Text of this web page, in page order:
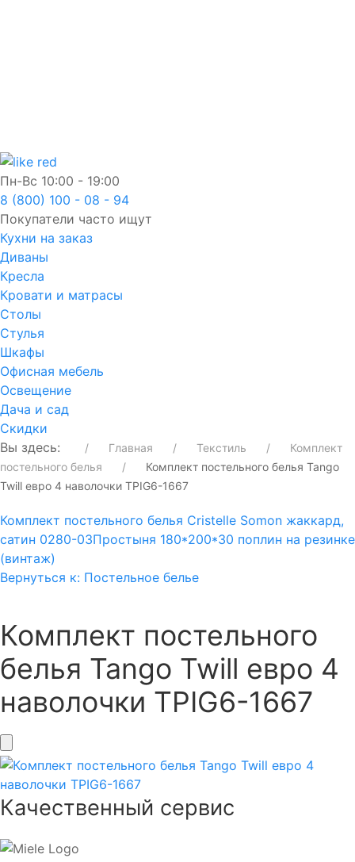
Пн-Вс 10:00 - 19:00
8 (800) 100 - 08 - 94
Покупатели часто ищут
Кухни на заказ
Диваны
Кресла
Кровати и матрасы
Столы
Стулья
Шкафы
Офисная мебель
Освещение
Дача и сад
Скидки
Вы здесь:
Главная Текстиль
Комплект
постельного белья
Комплект постельного белья Tango
Twill евро 4 наволочки TPIG6-1667
Комплект постельного белья Cristelle Somon жаккард,
сатин 0280-03Простыня 180*200*30 поплин на резинке
(винтаж)
Вернуться к: Постельное белье
Комплект постельного
белья Tango Twill евро 4
наволочки TPIG6-1667
Качественный сервис